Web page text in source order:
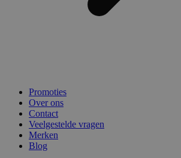
Promoties
Over ons
Contact
Veelgestelde vragen
Merken
Blog